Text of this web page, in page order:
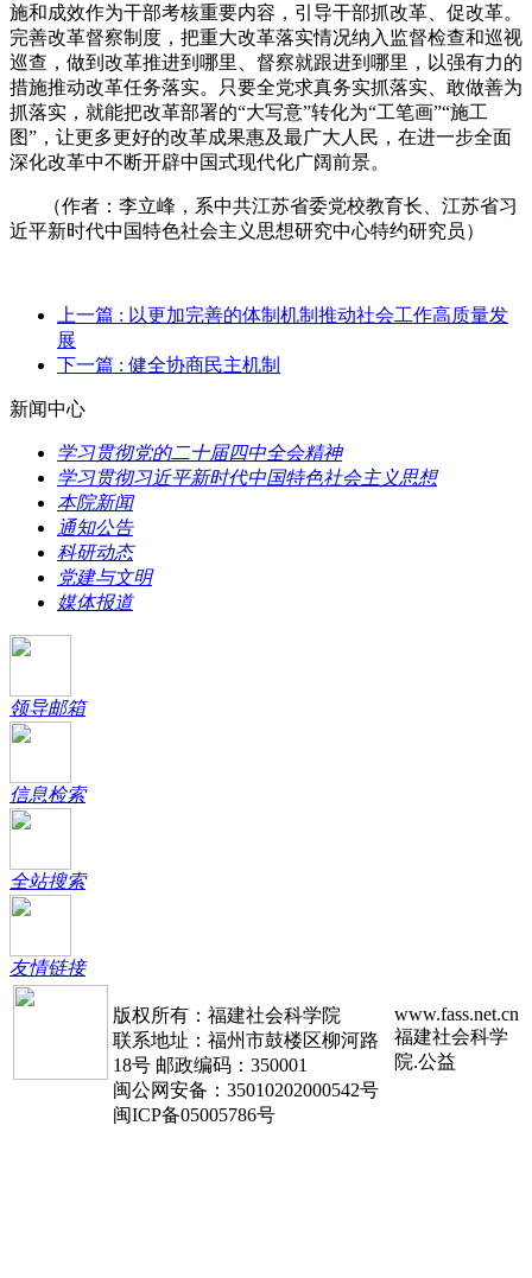
施和成效作为干部考核重要内容，引导干部抓改革、促改革。
完善改革督察制度，把重大改革落实情况纳入监督检查和巡视
巡查，做到改革推进到哪里、督察就跟进到哪里，以强有力的
措施推动改革任务落实。只要全党求真务实抓落实、敢做善为
抓落实，就能把改革部署的“大写意”转化为“工笔画”“施工
图”，让更多更好的改革成果惠及最广大人民，在进一步全面
深化改革中不断开辟中国式现代化广阔前景。
（作者：李立峰，系中共江苏省委党校教育长、江苏省习
近平新时代中国特色社会主义思想研究中心特约研究员）
上一篇 : 以更加完善的体制机制推动社会工作高质量发
展
下一篇 : 健全协商民主机制
新闻中心
学习贯彻党的二十届四中全会精神
学习贯彻习近平新时代中国特色社会主义思想
本院新闻
通知公告
科研动态
党建与文明
媒体报道
领导邮箱
信息检索
全站搜索
友情链接
版权所有：福建社会科学院
联系地址：福州市鼓楼区柳河路
18号 邮政编码：350001
闽公网安备：35010202000542号
闽ICP备05005786号
www.fass.net.cn
福建社会科学
院.公益